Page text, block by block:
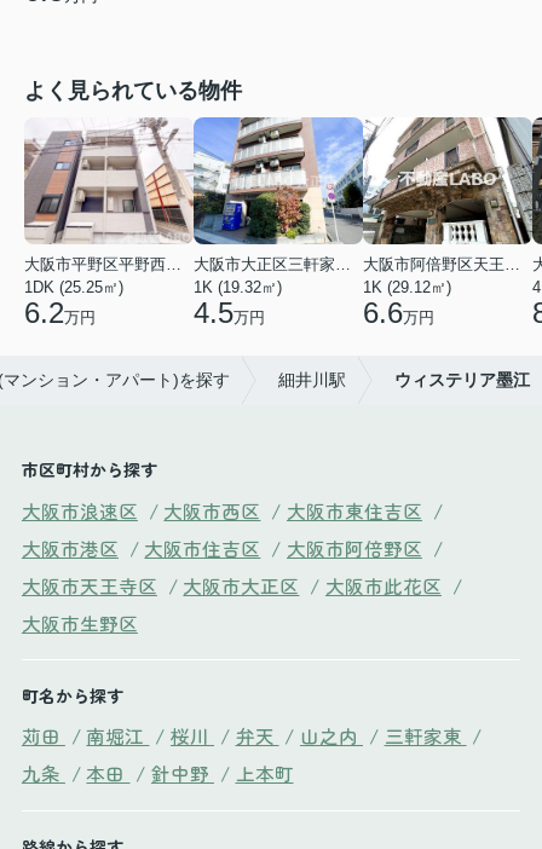
よく見られている物件
大阪市平野区平野西３丁目
1DK (25.25㎡)
6.2万円
大阪市大正区三軒家東４丁目
1K (19.32㎡)
4.5万円
大阪市阿倍野区天王寺町南２丁目
1K (29.12㎡)
6.6万円
ンション・アパート)を探す 細井川駅 ウィステリア墨江
市区町村から探す
大阪市浪速区 / 大阪市西区 / 大阪市東住吉区 /
大阪市港区 / 大阪市住吉区 / 大阪市阿倍野区 /
大阪市天王寺区 / 大阪市大正区 / 大阪市此花区 /
大阪市生野区
町名から探す
苅田 / 南堀江 / 桜川 / 弁天 / 山之内 / 三軒家東 /
九条 / 本田 / 針中野 / 上本町